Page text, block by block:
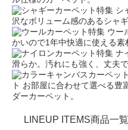
シ
沢なボリューム感のあるシャ
ウー
かいので1年中快適に使える素
ナ
滑らか。汚れにも強く、丈夫
ト お部屋に合わせて選べる豊
ダーカーペット。
LINEUP ITEMS商品一覧